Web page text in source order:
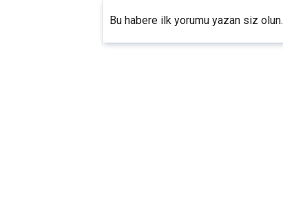
Bu habere ilk yorumu yazan siz olun.